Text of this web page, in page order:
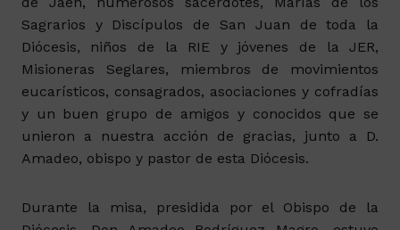
Sagrarios y Discípulos de San Juan de toda la
Diócesis, niños de la RIE y jóvenes de la JER,
Misioneras Seglares, miembros de movimientos
eucarísticos, consagrados, asociaciones y cofradías
y un buen grupo de amigos y conocidos que se
unieron a nuestra acción de gracias, junto a D.
Amadeo, obispo y pastor de esta Diócesis.
Durante la misa, presidida por el Obispo de la